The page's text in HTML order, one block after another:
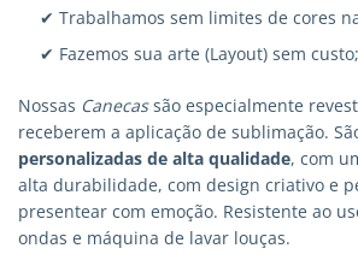
✔ Trabalhamos sem limites de cores
✔ Fazemos sua arte (Layout) sem custo;
Nossas Canecassão especialmente
receberem a aplicação de sublimação.
personalizadas de alta qualidade, com
alta durabilidade, com design criativo e
presentear com emoção. Resistente ao
ondas e máquina de lavar louças.